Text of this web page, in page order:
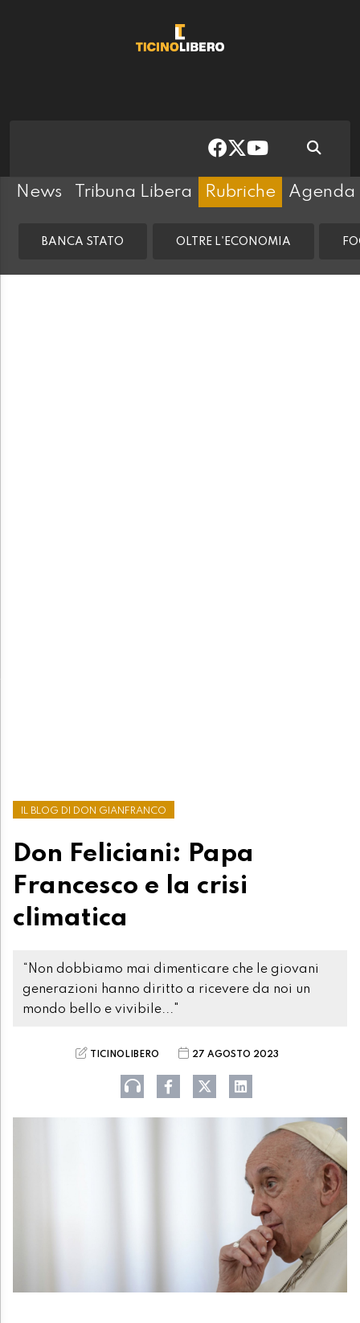
News Tribuna Libera Rubriche Agenda
BANCA STATO OLTRE L'ECONOMIA
IL BLOG DI DON GIANFRANCO
Don Feliciani: Papa
Francesco e la crisi
climatica
“Non dobbiamo mai dimenticare che le giovani
generazioni hanno diritto a ricevere da noi un
mondo bello e vivibile..."
TICINOLIBERO 27 AGOSTO 2023